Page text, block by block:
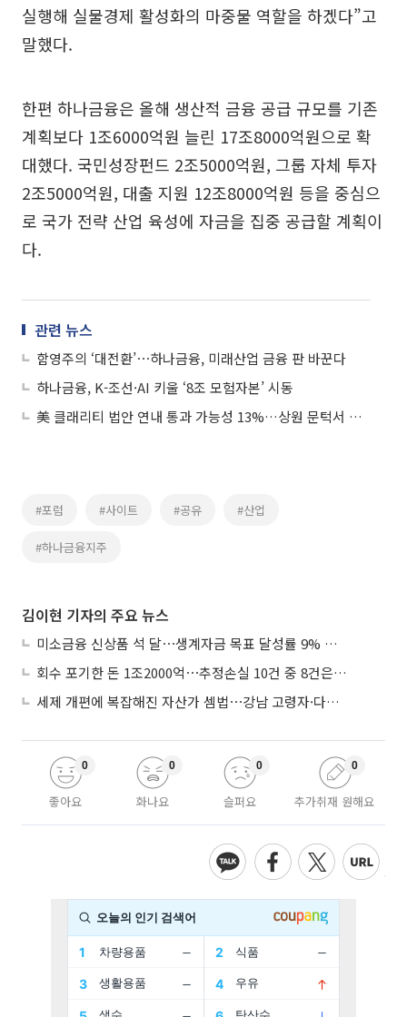
실행해 실물경제 활성화의 마중물 역할을 하겠다”고
말했다.
한편 하나금융은 올해 생산적 금융 공급 규모를 기존
계획보다 1조6000억원 늘린 17조8000억원으로 확
대했다. 국민성장펀드 2조5000억원, 그룹 자체 투자
2조5000억원, 대출 지원 12조8000억원 등을 중심으
로 국가 전략 산업 육성에 자금을 집중 공급할 계획이
다.
관련 뉴스
함영주의 ‘대전환’⋯하나금융, 미래산업 금융 판 바꾼다
하나금융, K-조선·AI 키울 ‘8조 모험자본’ 시동
美 클래리티 법안 연내 통과 가능성 13%…상원 문턱서 제동
#포럼 #사이트 #공유 #산업
#하나금융지주
김이현 기자의 주요 뉴스
미소금융 신상품 석 달⋯생계자금 목표 달성률 9% 그쳐
회수 포기한 돈 1조2000억⋯추정손실 10건 중 8건은 기업대출
세제 개편에 복잡해진 자산가 셈법⋯강남 고령자·다주택자 ‘자산재편 고심’
좋아요
0
화나요
0
슬퍼요
0
추가취재 원해요
0